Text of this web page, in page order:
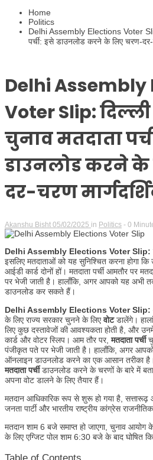
Home
Politics
Delhi Assembly Elections Voter
पर्ची: इसे डाउनलोड करने के लिए चरण-दर-
Delhi Assembly
Voter Slip:
चुनाव मतदाता
डाउनलोड करने
दर-चरण
Akanshu Bisht 05/02/2025 in Politics - 0
Delhi Assembly Elections Voter Slip:
इसलिए मतदाताओं को यह सुनिश्चित करना होगा
आईडी कार्ड दोनों हों। मतदाता पर्ची आमतौर पर
पर भेजी जाती है। हालाँकि, अगर आपको यह अभी
डाउनलोड कर सकते हैं।
Delhi Assembly Elections Voter Slip:
के लिए राज्य सरकार चुनने के लिएवोटडालेंगे।
लिए कुछ दस्तावेजों की आवश्यकता होती है, और
कार्ड और वोटर स्लिप। आम तौर पर,मतदाता पर्ची
पंजीकृत पते पर भेजी जाती है। हालाँकि, अगर
ऑनलाइन डाउनलोड करने का एक आसान तरीका
मतदाता पर्चीडाउनलोड करने के चरणों के बारे में
अपना वोट डालने के लिए तैयार हैं।
मतदान आधिकारिक रूप से शुरू हो गया है, सत्तारूढ़
जनता पार्टी और भारतीय राष्ट्रीय कांग्रेस
मतदान शाम 6 बजे समाप्त हो जाएगा, चुनाव आयोग
के लिए एग्जिट पोल शाम 6:30 बजे के बाद घोषित